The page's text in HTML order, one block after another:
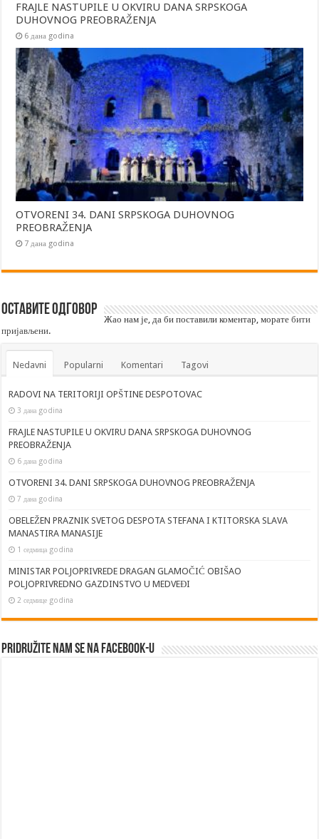
FRAJLE NASTUPILE U OKVIRU DANA SRPSKOGA
DUHOVNOG PREOBRAŽENJA
6 дана godina
OTVORENI 34. DANI SRPSKOGA DUHOVNOG
PREOBRAŽENJA
7 дана godina
Оставите одговор
Жао нам је, да би поставили коментар, моратебити
пријављени.
Nedavni Popularni Komentari Tagovi
RADOVI NA TERITORIJI OPŠTINE DESPOTOVAC
3 дана godina
FRAJLE NASTUPILE U OKVIRU DANA SRPSKOGA DUHOVNOG
PREOBRAŽENJA
6 дана godina
OTVORENI 34. DANI SRPSKOGA DUHOVNOG PREOBRAŽENJA
7 дана godina
OBELEŽEN PRAZNIK SVETOG DESPOTA STEFANA I KTITORSKA SLAVA
MANASTIRA MANASIJE
1 седмица godina
MINISTAR POLJOPRIVREDE DRAGAN GLAMOČIĆ OBIŠAO
POLJOPRIVREDNO GAZDINSTVO U MEDVEĐI
2 седмице godina
Pridružite nam se na Facebook-u